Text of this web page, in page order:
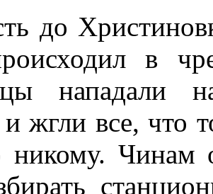
до
в
нападали
и жгли все, что
Чинам